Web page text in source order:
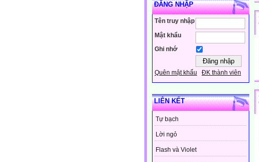
ĐĂNG NHẬP
Tên truy nhập
Mật khẩu
Ghi nhớ
Quên mật khẩu ĐK thành viên
LIÊN KẾT
Tự bạch
Lời ngỏ
Flash và Violet